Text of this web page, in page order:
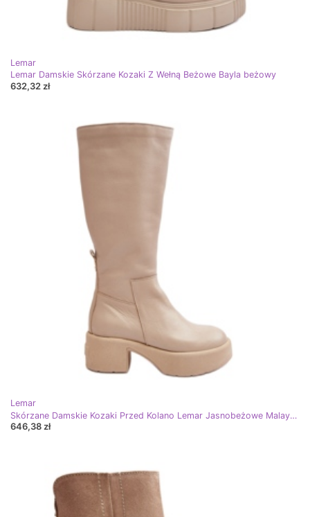
Lemar
Lemar Damskie Skórzane Kozaki Z Wełną Beżowe Bayla beżowy
632,32 zł
Lemar
Skórzane Damskie Kozaki Przed Kolano Lemar Jasnobeżowe Malayah beżowy
646,38 zł